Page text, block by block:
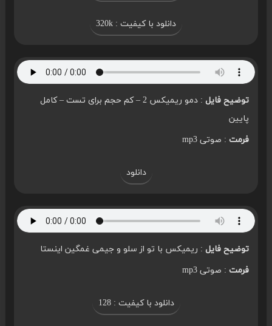
دانلود با کیفیت : 320k
توضیح فایل
: دمو ریمیکس 2 – کم حجم برای تست – کامل
پایین
فرمت: صوتی mp3
دانلود
توضیح فایل: ریمیکس با تو از سلو و جیمی غمگین اینستا
فرمت: صوتی mp3
دانلود با کیفیت : 128